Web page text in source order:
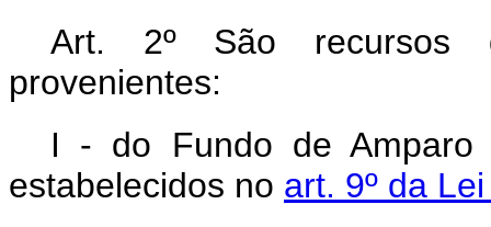
Art. 2º São recursos
provenientes:
I - do Fundo de Amparo
estabelecidos no art. 9º da